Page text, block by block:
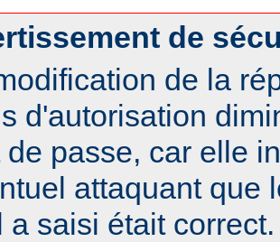
de
de la
d'autorisation
de passe, car elle
attaquant que
a saisi était correct.